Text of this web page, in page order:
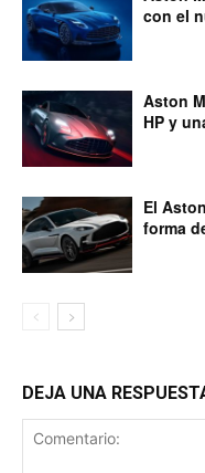
con el
Aston
HP y
El
forma
DEJA UNA